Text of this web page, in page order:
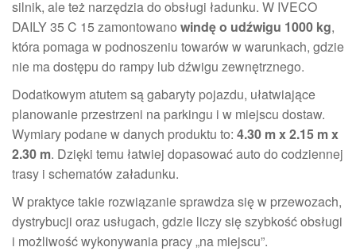
silnik, ale też narzędzia do obsługi ładunku. W IVECO
DAILY 35 C 15 zamontowano windę o udźwigu 1000 kg,
która pomaga w podnoszeniu towarów w warunkach, gdzie
nie ma dostępu do rampy lub dźwigu zewnętrznego.
Dodatkowym atutem są gabaryty pojazdu, ułatwiające
planowanie przestrzeni na parkingu i w miejscu dostaw.
Wymiary podane w danych produktu to: 4.30 m x 2.15 m x
2.30 m. Dzięki temu łatwiej dopasować auto do codziennej
trasy i schematów załadunku.
W praktyce takie rozwiązanie sprawdza się w przewozach,
dystrybucji oraz usługach, gdzie liczy się szybkość obsługi
i możliwość wykonywania pracy „na miejscu”.